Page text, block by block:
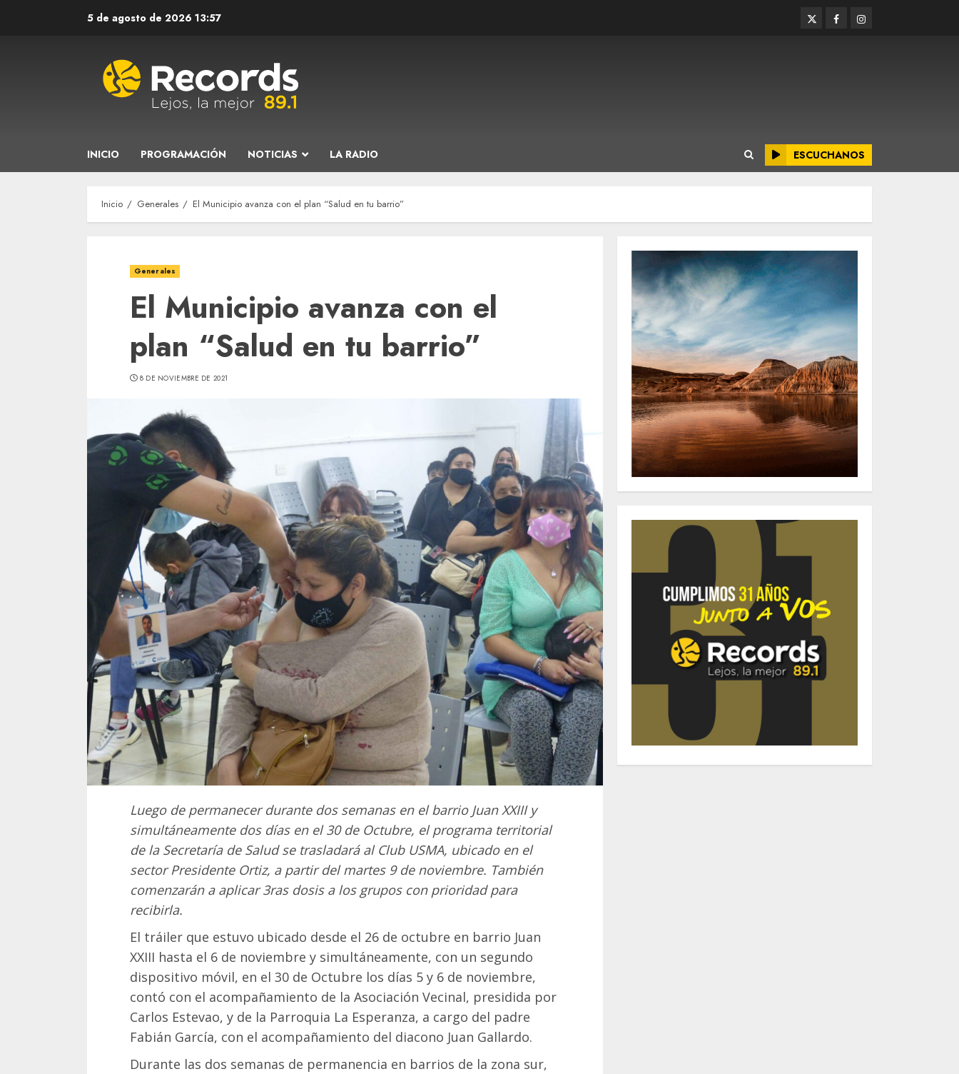
5 de agosto de 2026 13:57 TwitterFacebookInstagram
INICIO PROGRAMACIÓN NOTICIAS LA RADIO ESCUCHANOS
Inicio Generales El Municipio avanza con el plan “Salud en tu barrio”
Generales
El Municipio avanza con el
plan “Salud en tu barrio”
8 DE NOVIEMBRE DE 2021
Luego de permanecer durante dos semanas en el barrio Juan XXIII y
simultáneamente dos días en el 30 de Octubre, el programa territorial
de la Secretaría de Salud se trasladará al Club USMA, ubicado en el
sector Presidente Ortiz, a partir del martes 9 de noviembre. También
comenzarán a aplicar 3ras dosis a los grupos con prioridad para
recibirla.
El tráiler que estuvo ubicado desde el 26 de octubre en barrio Juan
XXIII hasta el 6 de noviembre y simultáneamente, con un segundo
dispositivo móvil, en el 30 de Octubre los días 5 y 6 de noviembre,
contó con el acompañamiento de la Asociación Vecinal, presidida por
Carlos Estevao, y de la Parroquia La Esperanza, a cargo del padre
Fabián García, con el acompañamiento del diacono Juan Gallardo.
Durante las dos semanas de permanencia en barrios de la zona sur,